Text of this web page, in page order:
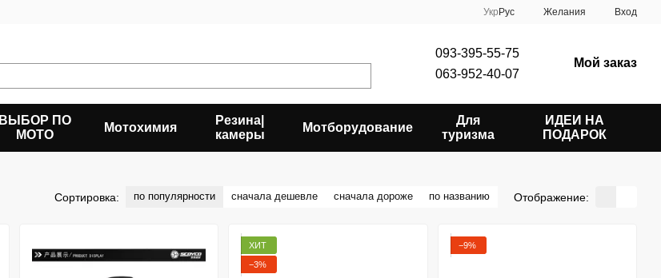
Укр Рус Желания Вход
093-395-55-75
063-952-40-07
Мой заказ
ВЫБОР ПО
МОТО
Мотохимия
Резина|
камеры
Мотборудование
Для
туризма
ИДЕИ НА
ПОДАРОК
Сортировка: по популярности сначала дешевле сначала дороже по названию Отображение:
ХИТ
−3%
−9%